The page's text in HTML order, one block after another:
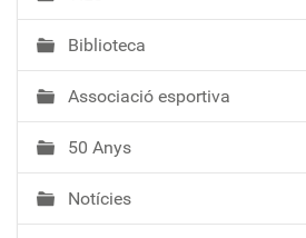
Biblioteca
Associació esportiva
50 Anys
Notícies